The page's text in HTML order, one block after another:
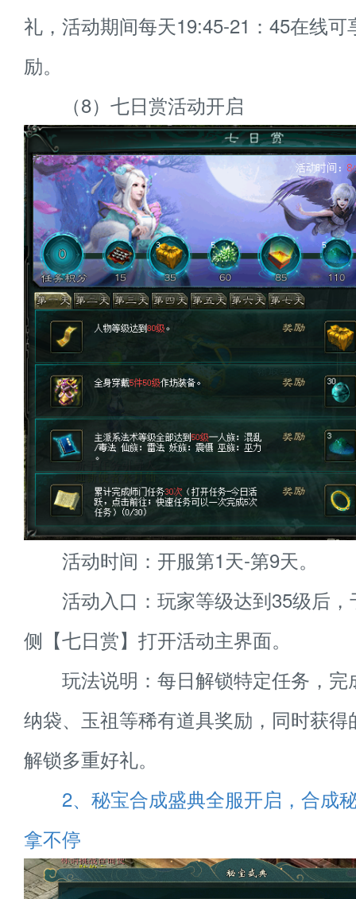
礼，活动期间每天19:45-21：45在线可
励。
（8）七日赏活动开启
活动时间：开服第1天-第9天。
活动入口：玩家等级达到35级后，
侧【七日赏】打开活动主界面。
玩法说明：每日解锁特定任务，完
纳袋、玉祖等稀有道具奖励，同时获
解锁多重好礼。
2、秘宝合成盛典全服开启，合成
拿不停